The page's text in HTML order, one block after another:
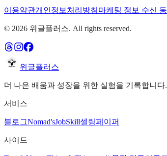
이용약관개인정보처리방침마케팅 정보 수신 동
© 2026 위글플러스. All rights reserved.
위글플러스
더 나은 배움과 성장을 위한 실험을 기록합니다.
서비스
블로그Nomad'sJobSkill셀링페이퍼
사이드